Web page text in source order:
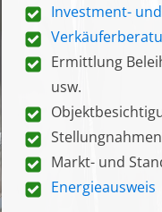
Investment-
Ermittlung
usw.
Markt- und
Energieausweis